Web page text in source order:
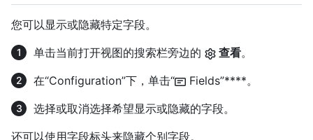
您可以显示或隐藏特定字段。
单击当前打开视图的搜索栏旁边的
查看。
在“Configuration”下，单击“
Fields”****。
选择或取消选择希望显示或隐藏的字段。
还可以使用字段标头来隐藏个别字段。